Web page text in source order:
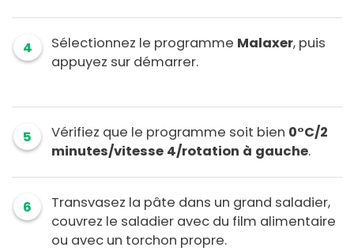
4 Sélectionnez le programme Malaxer, puis
appuyez sur démarrer.
5 Vérifiez que le programme soit bien 0°C/2
minutes/vitesse 4/rotation à gauche.
6
Transvasez la pâte dans un grand saladier,
couvrez le saladier avec du film alimentaire
ou avec un torchon propre.